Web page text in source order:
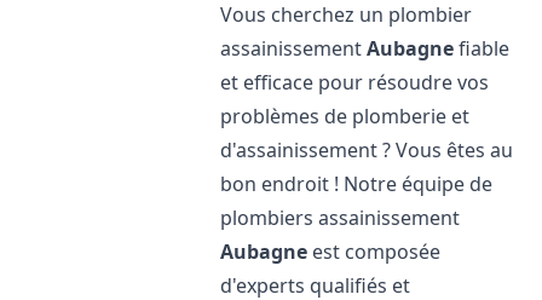
Vous cherchez un plombier
assainissementAubagnefiable
et efficace pour résoudre vos
problèmes de plomberie et
d'assainissement ? Vous êtes au
bon endroit ! Notre équipe de
plombiers assainissement
Aubagne est composée
d'experts qualifiés et